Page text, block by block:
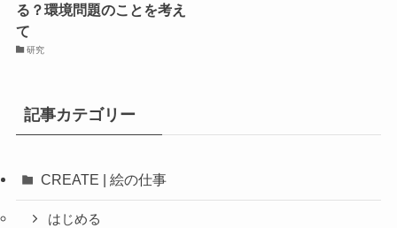
る？環境問題のことを考え
て
研究
記事カテゴリー
CREATE | 絵の仕事
はじめる